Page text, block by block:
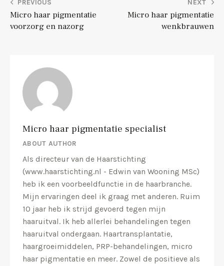
PREVIOUS
Micro haar pigmentatie
voorzorg en nazorg
NEXT
Micro haar pigmentatie
wenkbrauwen
Micro haar pigmentatie specialist
ABOUT AUTHOR
Als directeur van de Haarstichting
(www.haarstichting.nl - Edwin van Wooning MSc)
heb ik een voorbeeldfunctie in de haarbranche.
Mijn ervaringen deel ik graag met anderen. Ruim
10 jaar heb ik strijd gevoerd tegen mijn
haaruitval. Ik heb allerlei behandelingen tegen
haaruitval ondergaan. Haartransplantatie,
haargroeimiddelen, PRP-behandelingen, micro
haar pigmentatie en meer. Zowel de positieve als